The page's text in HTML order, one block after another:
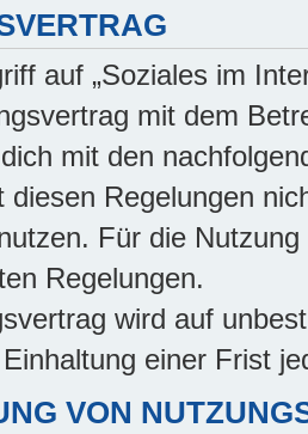
auf „Soziales im
mit dem
mit den
diesen Regelungen
Für die
Regelungen.
wird auf
einer Frist
VON